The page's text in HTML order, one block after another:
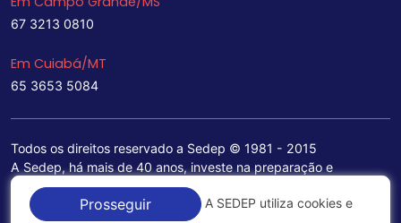
67 3213 0810
Em Cuiabá/MT
65 3653 5084
Todos os direitos reservado a Sedep © 1981 - 2015
A Sedep, há mais de 40 anos, investe na preparação e
treinamento de funcionários e na aquisição de tecnologia de
ponta para a ampliação de seu portfólio de serviços voltados
Prosseguir A SEDEP utiliza cookies e